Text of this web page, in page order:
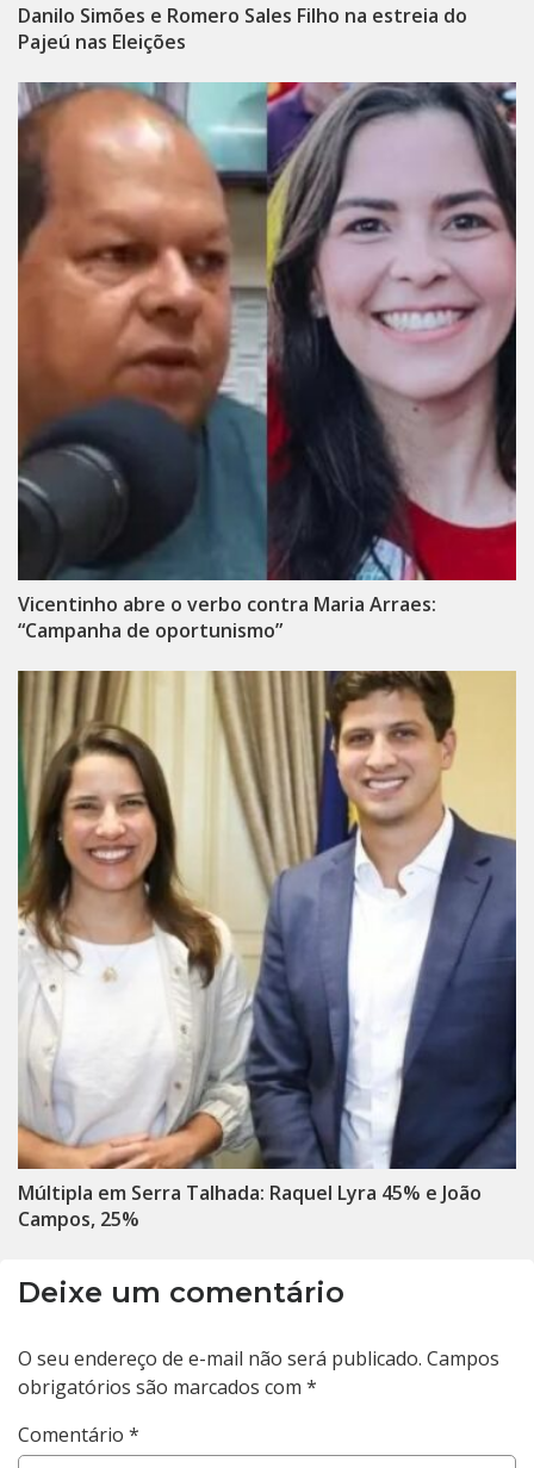
Danilo Simões e Romero Sales Filho na estreia do
Pajeú nas Eleições
Vicentinho abre o verbo contra Maria Arraes:
“Campanha de oportunismo”
Múltipla em Serra Talhada: Raquel Lyra 45% e João
Campos, 25%
Deixe um comentário
O seu endereço de e-mail não será publicado. Campos
obrigatórios são marcados com *
Comentário *